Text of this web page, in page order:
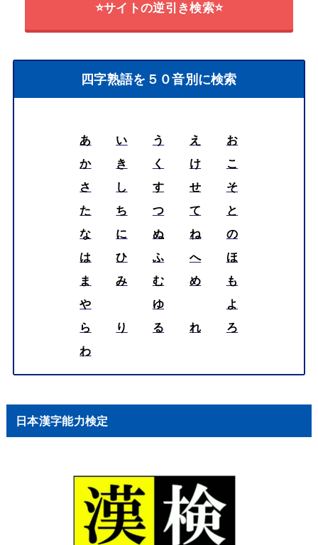
⭐サイトの逆引き検索⭐
四字熟語を５０音別に検索
あ い う え
お
か
き く け
こ
さ
し す せ
そ
た
ち つ て
と
な
に ぬ ね
の
は
ひ ふ へ
ほ
ま
み む め
も
や
ゆ
よ
ら
り る れ
ろ
わ
日本漢字能力検定